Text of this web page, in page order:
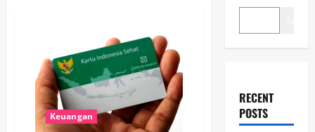
Keuangan
RECENT
POSTS